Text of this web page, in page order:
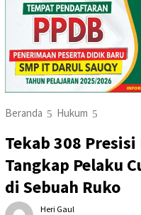
Beranda Hukum
Tekab 308
Tangkap Pelaku
di Sebuah Ruko
Heri Gaul